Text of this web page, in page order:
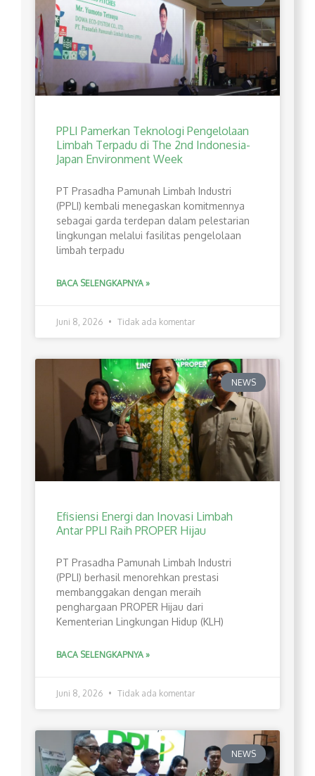
PPLI Pamerkan Teknologi Pengelolaan
Limbah Terpadu di The 2nd Indonesia-
Japan Environment Week
PT Prasadha Pamunah Limbah Industri
(PPLI) kembali menegaskan komitmennya
sebagai garda terdepan dalam pelestarian
lingkungan melalui fasilitas pengelolaan
limbah terpadu
BACA SELENGKAPNYA »
Juni 8, 2026 Tidak ada komentar
NEWS
Efisiensi Energi dan Inovasi Limbah
Antar PPLI Raih PROPER Hijau
PT Prasadha Pamunah Limbah Industri
(PPLI) berhasil menorehkan prestasi
membanggakan dengan meraih
penghargaan PROPER Hijau dari
Kementerian Lingkungan Hidup (KLH)
BACA SELENGKAPNYA »
Juni 8, 2026 Tidak ada komentar
NEWS